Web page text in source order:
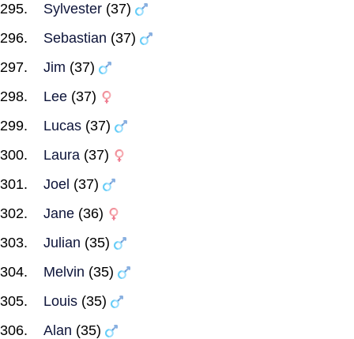
Sylvester (37)
Sebastian (37)
Jim (37)
Lee (37)
Lucas (37)
Laura (37)
Joel (37)
Jane (36)
Julian (35)
Melvin (35)
Louis (35)
Alan (35)